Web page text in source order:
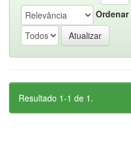
Ordenar
Resultado 1-1 de 1.